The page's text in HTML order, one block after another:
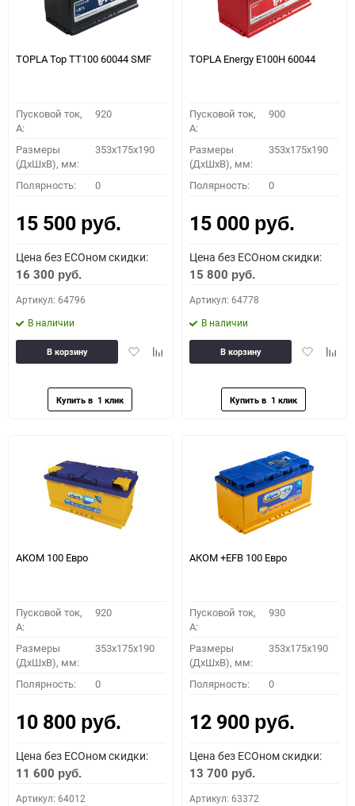
TOPLA Top TT100 60044 SMF
Пусковой ток,
A:
920
Размеры
(ДхШхВ), мм:
353x175x190
Полярность: 0
15 500 руб.
Цена без ECOном скидки:
16 300 руб.
Артикул: 64796
В наличии
ДобавитьДобавить
В корзину
TOPLA Energy E100H 60044
Пусковой ток,
A:
900
Размеры
(ДхШхВ), мм:
353x175x190
Полярность: 0
15 000 руб.
Цена без ECOном скидки:
15 800 руб.
Артикул: 64778
В наличии
Добавить
В корзину
АКОМ 100 Евро
Пусковой ток,
A:
920
Размеры
(ДхШхВ), мм:
353x175x190
Полярность: 0
10 800 руб.
Цена без ECOном скидки:
11 600 руб.
Артикул: 64012
АКОМ +EFB 100 Евро
Пусковой ток,
A:
930
Размеры
(ДхШхВ), мм:
353x175x190
Полярность: 0
12 900 руб.
Цена без ECOном скидки:
13 700 руб.
Артикул: 63372